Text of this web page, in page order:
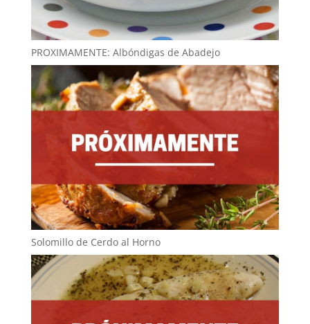
PROXIMAMENTE: Albóndigas de Abadejo
Solomillo de Cerdo al Horno